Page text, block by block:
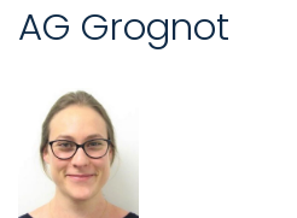
AG Grognot